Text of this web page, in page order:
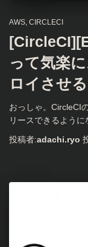
AWS CIRCLECI
って気楽
ロイさせる
おっしゃ。CircleCI
リースできるように
投稿者:adachi.ryo